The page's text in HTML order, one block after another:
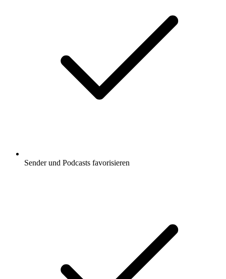
Sender und Podcasts favorisieren